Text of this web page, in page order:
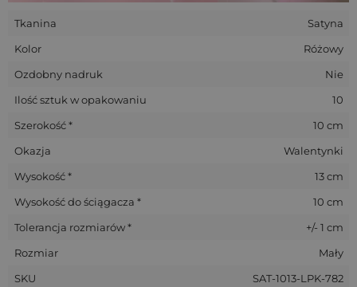
Tkanina
Satyna
Kolor
Różowy
Ozdobny nadruk
Nie
Ilość sztuk w opakowaniu
10
Szerokość *
10 cm
Okazja
Walentynki
Wysokość *
13 cm
Wysokość do ściągacza *
10 cm
Tolerancja rozmiarów *
+/- 1 cm
Rozmiar
Mały
SKU
SAT-1013-LPK-782